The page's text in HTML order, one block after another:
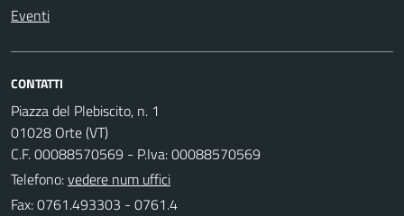
Eventi
CONTATTI
Piazza del Plebiscito, n. 1
01028 Orte (VT)
C.F. 00088570569 - P.Iva: 00088570569
Telefono:vedere num uffici
Fax: 0761.493303 - 0761.4